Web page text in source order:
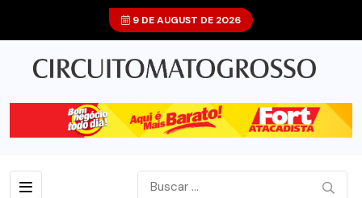
9 DE AUGUST DE 2026